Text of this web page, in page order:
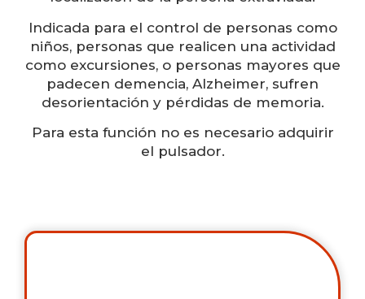
Indicada para el control de personas como
niños, personas que realicen una actividad
como excursiones, o personas mayores que
padecen demencia, Alzheimer, sufren
desorientación y pérdidas de memoria.
Para esta función no es necesario adquirir
el pulsador.